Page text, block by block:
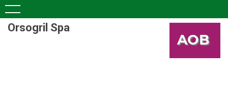
Orsogril Spa